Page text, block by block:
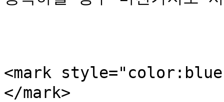
<mark
</mark>